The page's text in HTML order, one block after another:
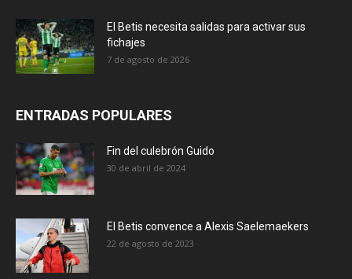
El Betis necesita salidas para activar sus
fichajes
7 de agosto de 2026
ENTRADAS POPULARES
Fin del culebrón Guido
30 de abril de 2024
El Betis convence a Alexis Saelemaekers
22 de agosto de 2023